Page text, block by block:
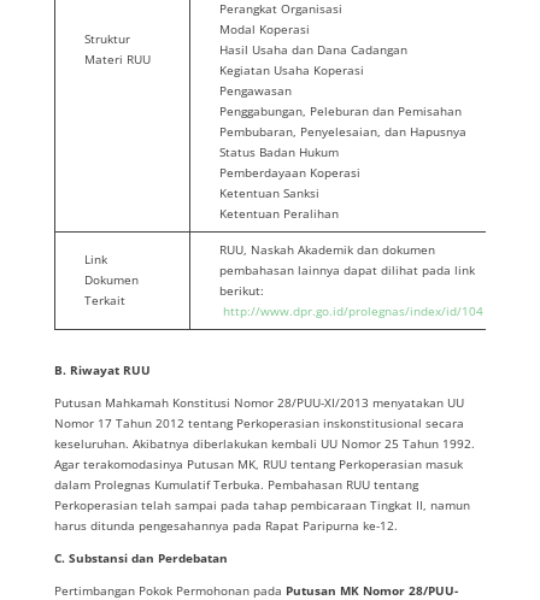
Struktur
Materi RUU
Perangkat Organisasi
Modal Koperasi
Hasil Usaha dan Dana Cadangan
Kegiatan Usaha Koperasi
Pengawasan
Penggabungan, Peleburan dan Pemisahan
Pembubaran, Penyelesaian, dan Hapusnya
Status Badan Hukum
Pemberdayaan Koperasi
Ketentuan Sanksi
Ketentuan Peralihan
Link
Dokumen
Terkait
RUU, Naskah Akademik dan dokumen
pembahasan lainnya dapat dilihat pada link
berikut:
http://www.dpr.go.id/prolegnas/index/id/104
B. Riwayat RUU
Putusan Mahkamah Konstitusi Nomor 28/PUU-XI/2013 menyatakan UU
Nomor 17 Tahun 2012 tentang Perkoperasian inskonstitusional secara
keseluruhan. Akibatnya diberlakukan kembali UU Nomor 25 Tahun 1992.
Agar terakomodasinya Putusan MK, RUU tentang Perkoperasian masuk
dalam Prolegnas Kumulatif Terbuka. Pembahasan RUU tentang
Perkoperasian telah sampai pada tahap pembicaraan Tingkat II, namun
harus ditunda pengesahannya pada Rapat Paripurna ke-12.
C. Substansi dan Perdebatan
Pertimbangan Pokok Permohonan pada Putusan MK Nomor 28/PUU-